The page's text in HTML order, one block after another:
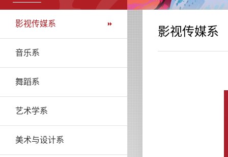
影视传媒系
音乐系
舞蹈系
艺术学系
美术与设计系
影视传媒系